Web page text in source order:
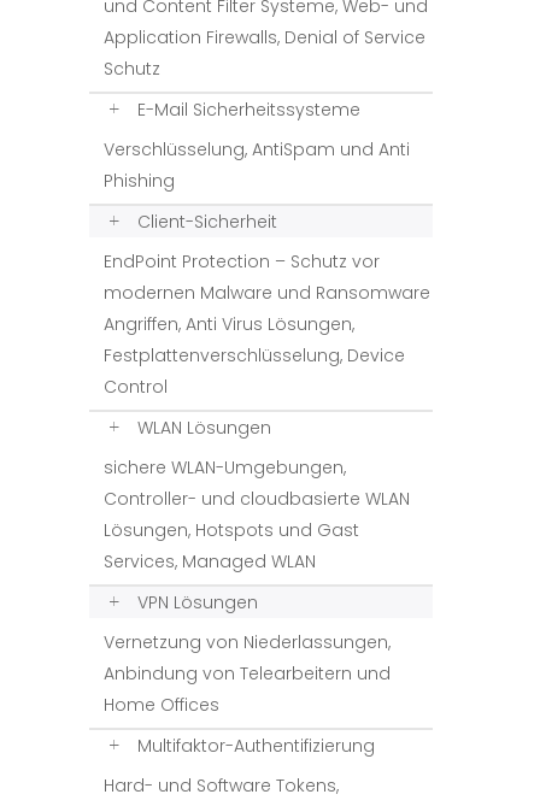
und Content Filter Systeme, Web- und
Application Firewalls, Denial of Service
Schutz
E-Mail Sicherheitssysteme
Verschlüsselung, AntiSpam und Anti
Phishing
Client-Sicherheit
EndPoint Protection – Schutz vor
modernen Malware und Ransomware
Angriffen, Anti Virus Lösungen,
Festplattenverschlüsselung, Device
Control
WLAN Lösungen
sichere WLAN-Umgebungen,
Controller- und cloudbasierte WLAN
Lösungen, Hotspots und Gast
Services, Managed WLAN
VPN Lösungen
Vernetzung von Niederlassungen,
Anbindung von Telearbeitern und
Home Offices
Multifaktor-Authentifizierung
Hard- und Software Tokens,